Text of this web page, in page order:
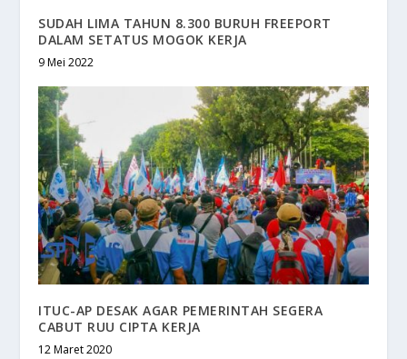
SUDAH LIMA TAHUN 8.300 BURUH FREEPORT
DALAM SETATUS MOGOK KERJA
9 Mei 2022
ITUC-AP DESAK AGAR PEMERINTAH SEGERA
CABUT RUU CIPTA KERJA
12 Maret 2020